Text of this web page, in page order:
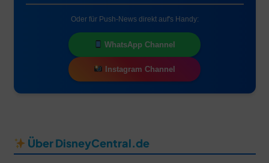
Oder für Push-News direkt auf's Handy:
WhatsApp Channel
Instagram Channel
Über DisneyCentral.de